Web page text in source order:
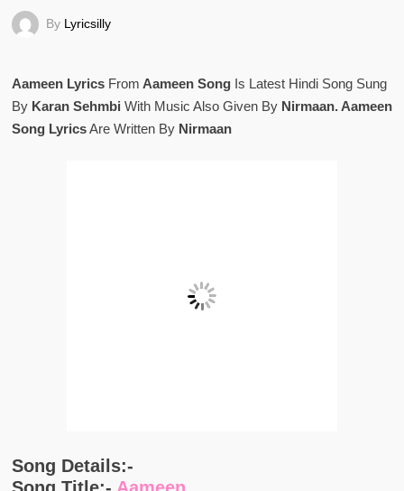
By Lyricsilly
Aameen LyricsFrom Aameen SongIs Latest Hindi Song Sung
By Karan Sehmbi With Music Also Given By Nirmaan. Aameen
Song LyricsAre Written ByNirmaan
Song Details:-
Song Title:- Aameen